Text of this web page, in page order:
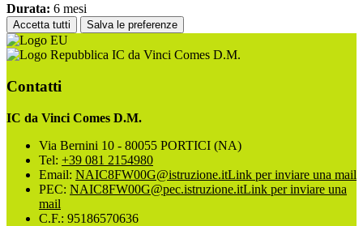
Durata: 6 mesi
Accetta tutti Salva le preferenze
IC da Vinci Comes D.M.
Contatti
IC da Vinci Comes D.M.
Via Bernini 10 - 80055 PORTICI (NA)
Tel: +39 081 2154980
Email: NAIC8FW00G@istruzione.itLink per inviare una mail
PEC: NAIC8FW00G@pec.istruzione.itLink per inviare una
mail
C.F.: 95186570636